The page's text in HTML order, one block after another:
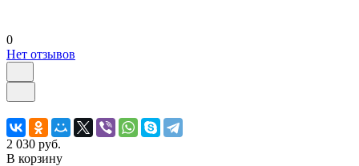
0
Нет отзывов
2 030 руб.
В корзину